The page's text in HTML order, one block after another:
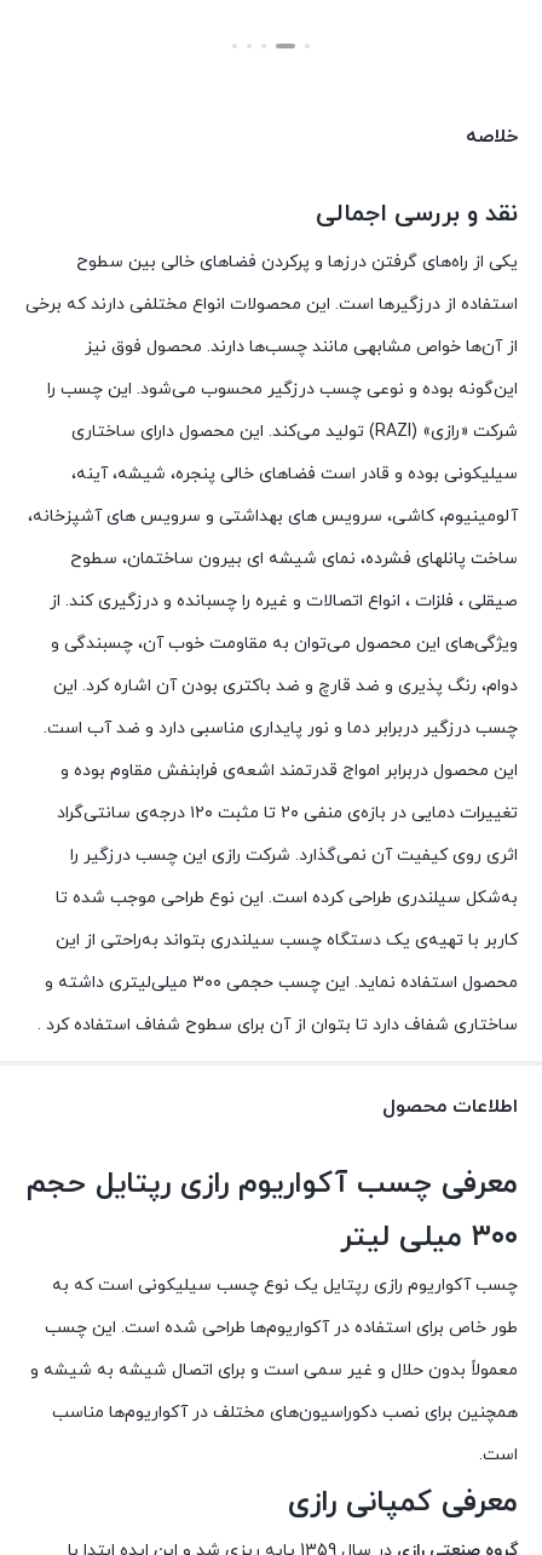
بستن
خلاصه
نقد و بررسی اجمالی
یکی از راه‌های گرفتن درزها و پرکردن فضاهای خالی بین سطوح
استفاده از درزگیرها است. این محصولات انواع مختلفی دارند که برخی
از آن‌ها خواص مشابهی مانند چسب‌ها دارند. محصول فوق نیز
این‌گونه بوده و نوعی چسب درزگیر محسوب می‌شود. این چسب را
شرکت «رازی» (RAZI) تولید می‌کند. این محصول دارای ساختاری
سیلیکونی بوده و قادر است فضاهای خالی پنجره، شیشه، آینه،
آلومینیوم، کاشی، سرویس های بهداشتی و سرویس های آشپزخانه،
ساخت پانلهای فشرده، نمای شیشه ای بیرون ساختمان، سطوح
صیقلی ، فلزات ، انواع اتصالات و غیره را چسبانده و درزگیری کند. از
ویژگی‌های این محصول می‌توان به مقاومت خوب آن، چسبندگی و
دوام، رنگ پذیری و ضد قارچ و ضد باکتری بودن آن اشاره کرد. این
چسب درزگیر دربرابر دما و نور پایداری مناسبی دارد و ضد آب است.
این محصول دربرابر امواج قدرتمند اشعه‌ی فرابنفش مقاوم بوده و
تغییرات دمایی در بازه‌ی منفی ۲۰ تا مثبت ۱۲۰ درجه‌ی سانتی‌گراد
اثری روی کیفیت آن نمی‌گذارد. شرکت رازی این چسب درزگیر را
به‌شکل سیلندری طراحی کرده است. این نوع طراحی موجب شده تا
کاربر با تهیه‌ی یک دستگاه چسب سیلندری بتواند به‌راحتی از این
محصول استفاده نماید. این چسب حجمی ۳۰۰ میلی‌لیتری داشته و
ساختاری شفاف دارد تا بتوان از آن برای سطوح شفاف استفاده کرد .
اطلاعات محصول
معرفی چسب آکواریوم رازی رپتایل حجم
۳۰۰ میلی لیتر
چسب آکواریوم رازی رپتایل یک نوع چسب سیلیکونی است که به
طور خاص برای استفاده در آکواریوم‌ها طراحی شده است. این چسب
معمولاً بدون حلال و غیر سمی است و برای اتصال شیشه به شیشه و
همچنین برای نصب دکوراسیون‌های مختلف در آکواریوم‌ها مناسب
است.
معرفی کمپانی رازی